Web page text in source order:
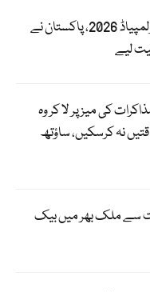
انٹرنیشنل نیوکلیئر سائنس اولمپیاڈ 2026، پاکستان نے
لیے
کی میز پر لا کر وہ
نہ کرسکیں، ساؤتھ
کا 16 اگست سے ملک بھر میں بیک